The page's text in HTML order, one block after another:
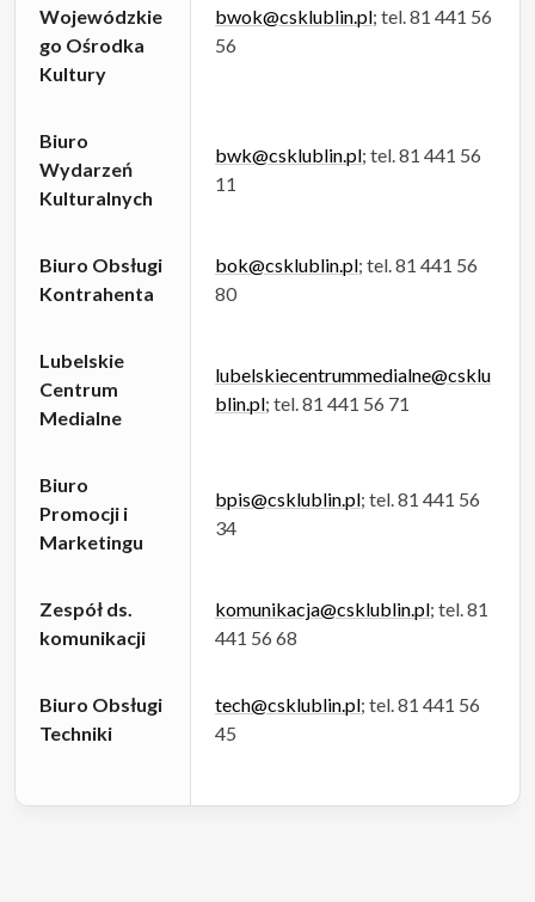
Wojewódzkie
go Ośrodka
Kultury
bwok@csklublin.pl; tel. 81 441 56
56
Biuro
Wydarzeń
Kulturalnych
bwk@csklublin.pl; tel. 81 441 56
11
Biuro Obsługi
Kontrahenta
bok@csklublin.pl; tel. 81 441 56
80
Lubelskie
Centrum
Medialne
lubelskiecentrummedialne@csklu
blin.pl; tel. 81 441 56 71
Biuro
Promocji i
Marketingu
bpis@csklublin.pl; tel. 81 441 56
34
Zespół ds.
komunikacji
komunikacja@csklublin.pl; tel. 81
441 56 68
Biuro Obsługi
Techniki
tech@csklublin.pl; tel. 81 441 56
45